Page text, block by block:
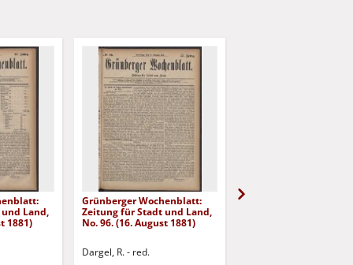
Land,
1881)
Grünberger Wochenblatt:
Zeitung für Stadt und Land,
No. 96. (16. August 1881)
Dargel, R. - red.